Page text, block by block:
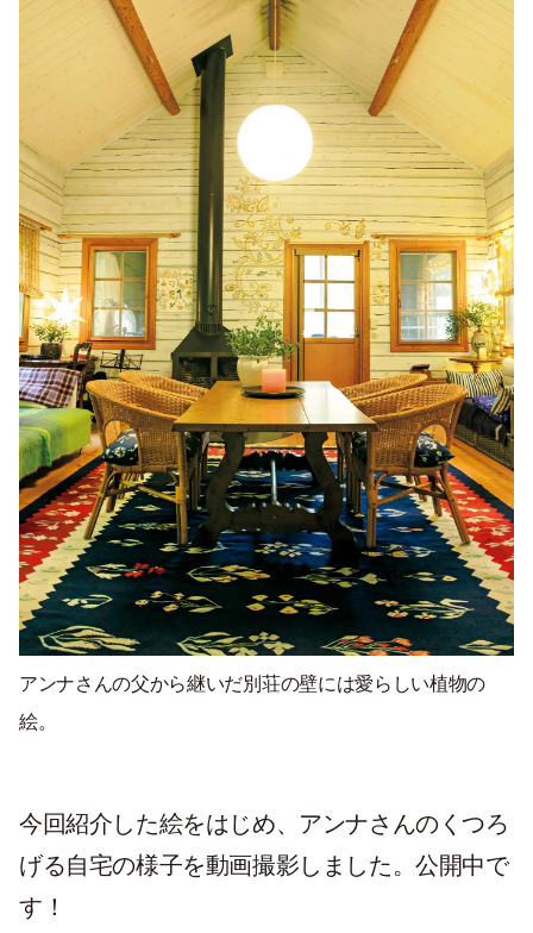
アンナさんの父から継いだ別荘の壁には愛らしい植物の
絵。
今回紹介した絵をはじめ、アンナさんのくつろ
げる自宅の様子を動画撮影しました。公開中で
す！